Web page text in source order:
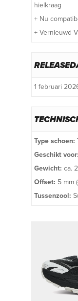
hielkraag
+ Nu
+ Vernieuwd
1 februari
Type schoen:
Geschikt voor:
Gewicht: ca.
Offset: 5 mm
Tussenzool: